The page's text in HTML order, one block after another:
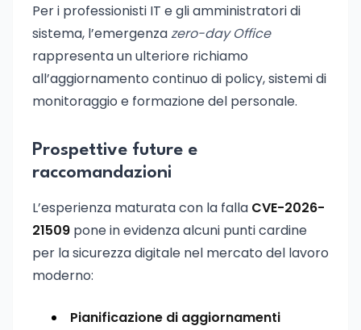
Per i professionisti IT e gli amministratori di
sistema, l’emergenzazero-day Office
rappresenta un ulteriore richiamo
all’aggiornamento continuo di policy, sistemi di
monitoraggio e formazione del personale.
Prospettive future e
raccomandazioni
L’esperienza maturata con la falla CVE-2026-
21509 pone in evidenza alcuni punti cardine
per la sicurezza digitale nel mercato del lavoro
moderno:
Pianificazione di aggiornamenti